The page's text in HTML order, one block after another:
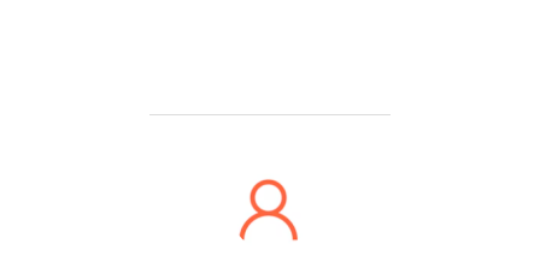
POST AUTHOR